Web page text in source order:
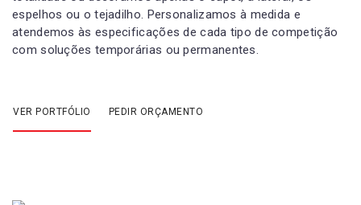
espelhos ou o tejadilho. Personalizamos à medida e
atendemos às especificações de cada tipo de competição
com soluções temporárias ou permanentes.
VER PORTFÓLIO PEDIR ORÇAMENTO